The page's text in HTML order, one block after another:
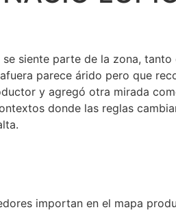
siente parte de la zona,
parece árido pero que
y agregó otra mirada
donde las reglas
importan en el mapa